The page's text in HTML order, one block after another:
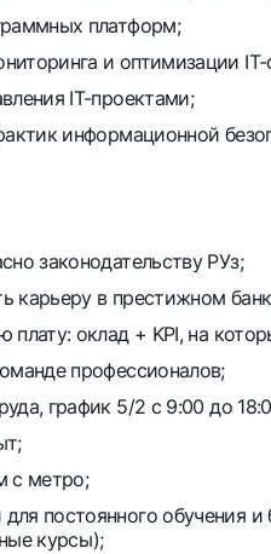
платформ;
и оптимизации IT-
IT-проектами;
информационной
законодательству РУз;
карьеру в престижном
плату: оклад + KPI, на
профессионалов;
график 5/2 с 9:00 до
с метро;
постоянного обучения и
курсы);